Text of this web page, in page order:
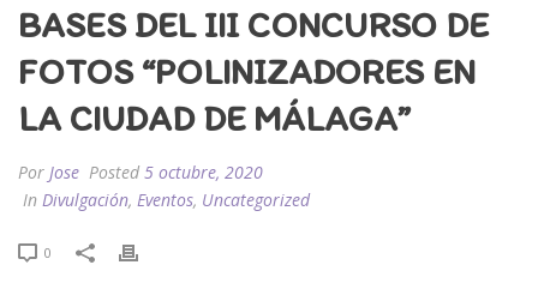
BASES DEL III CONCURSO DE
FOTOS “POLINIZADORES EN
LA CIUDAD DE MÁLAGA”
Por Jose Posted 5 octubre, 2020
In Divulgación, Eventos, Uncategorized
0